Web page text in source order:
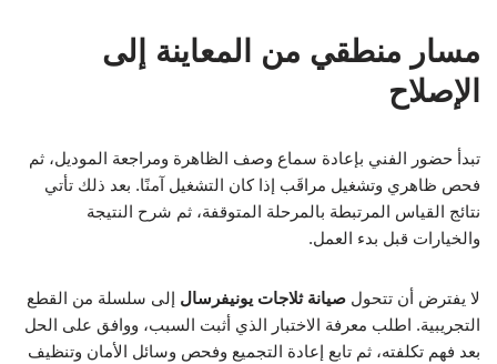
مسار منطقي من المعاينة إلى
الإصلاح
تبدأ حضور الفني بإعادة سماع وصف الظاهرة ومراجعة الموديل، ثم
فحص ظاهري وتشغيل مراقَب إذا كان التشغيل آمنًا. بعد ذلك تأتي
نتائج القياس المرتبطة بالمرحلة المتوقفة، ثم شرح النتيجة
والخيارات قبل بدء العمل.
لا يفترض أن تتحول صيانة ثلاجات يونيفرسال إلى سلسلة من القطع
التجريبية. اطلب معرفة الاختبار الذي أثبت السبب، ووافق على الحل
بعد فهم تكلفته، ثم تابع إعادة التجميع وفحص وسائل الأمان وتنظيف